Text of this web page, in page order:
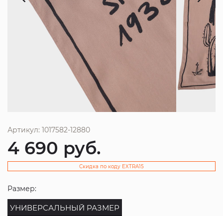
Артикул: 1017582-12880
4 690 руб.
Скидка по коду EXTRA15
Размер:
УНИВЕРСАЛЬНЫЙ РАЗМЕР